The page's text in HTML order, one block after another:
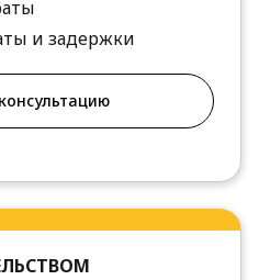
и задержки